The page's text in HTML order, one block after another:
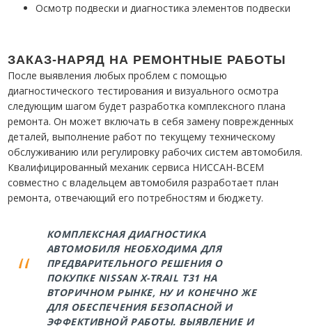
Осмотр подвески и диагностика элементов подвески
ЗАКАЗ-НАРЯД НА РЕМОНТНЫЕ РАБОТЫ
После выявления любых проблем с помощью
диагностического тестирования и визуального осмотра
следующим шагом будет разработка комплексного плана
ремонта. Он может включать в себя замену поврежденных
деталей, выполнение работ по текущему техническому
обслуживанию или регулировку рабочих систем автомобиля.
Квалифицированный механик сервиса НИССАН-ВСЕМ
совместно с владельцем автомобиля разработает план
ремонта, отвечающий его потребностям и бюджету.
КОМПЛЕКСНАЯ ДИАГНОСТИКА
АВТОМОБИЛЯ НЕОБХОДИМА ДЛЯ
ПРЕДВАРИТЕЛЬНОГО РЕШЕНИЯ О
ПОКУПКЕ NISSAN X-TRAIL T31 НА
ВТОРИЧНОМ РЫНКЕ, НУ И КОНЕЧНО ЖЕ
ДЛЯ ОБЕСПЕЧЕНИЯ БЕЗОПАСНОЙ И
ЭФФЕКТИВНОЙ РАБОТЫ. ВЫЯВЛЕНИЕ И